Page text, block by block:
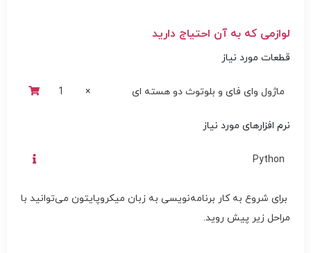
لوازمی که به آن احتیاج دارید
قطعات مورد نیاز
ماژول وای فای و بلوتوث دو هسته ای ×
1
نرم افزارهای مورد نیاز
Python
برای شروع به کار برنامه‌نویسی به زبان میکروپایتون می‌توانید با
مراحل زیر پیش روید.